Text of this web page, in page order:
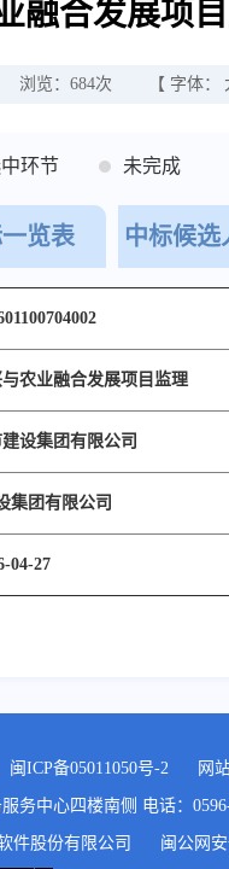
融合发展项
浏览： 684次 【 字体：
环节 未完成
览表 中标候选
农业融合发展项目监理
设集团有限公司
集团有限公司
04-27
闽ICP备05011050号-2 网
中心四楼南侧 电话：0596-
件股份有限公司 闽公网安